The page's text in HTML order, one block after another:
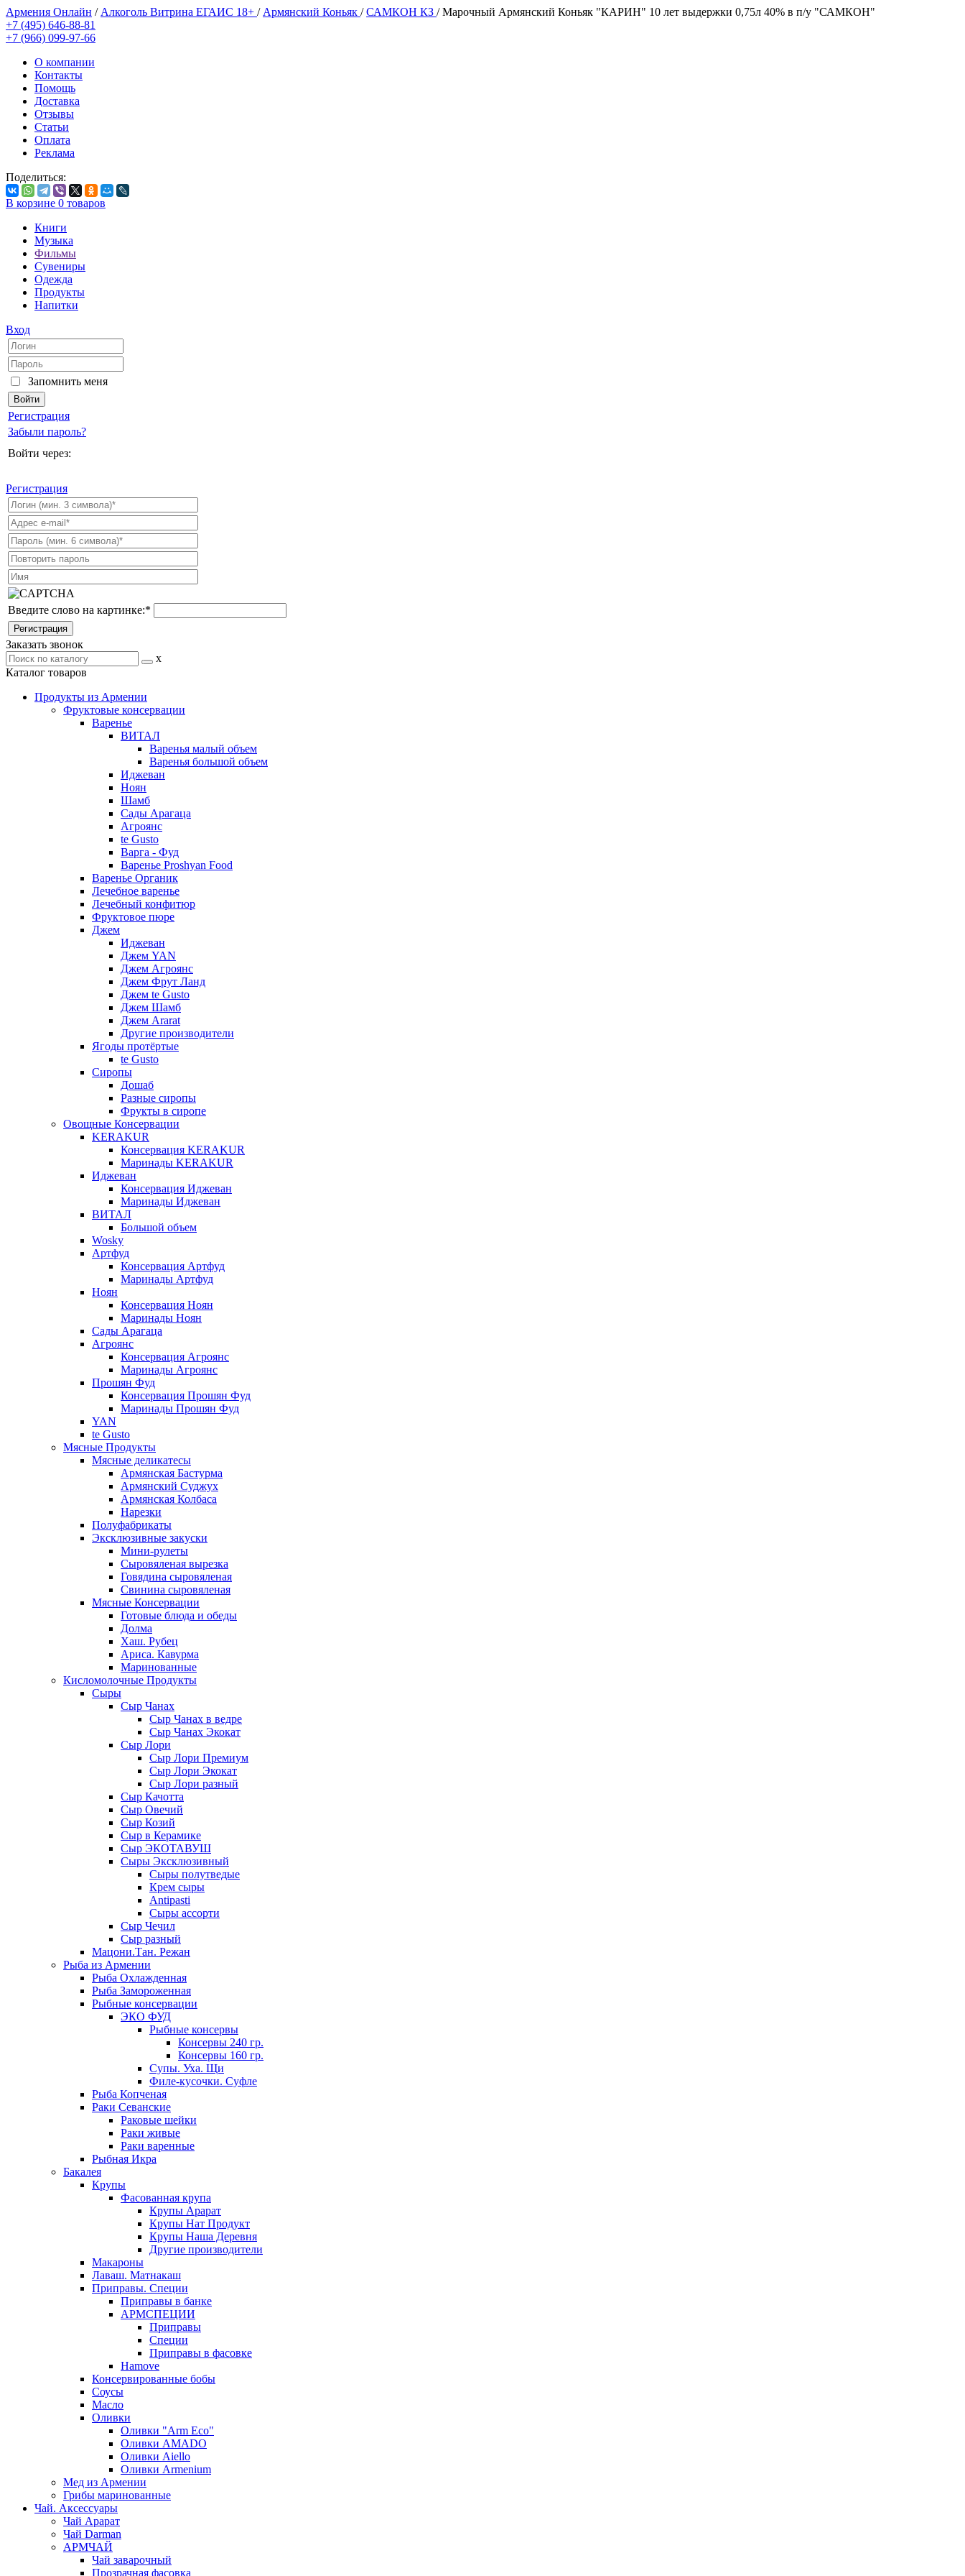
Армения Онлайн / Алкоголь Витрина ЕГАИС 18+ / Армянский Коньяк /САМКОН КЗ /Марочный Армянский Коньяк "КАРИН" 10 лет выдержки 0,75л 40% в п/у "САМКОН"
+7 (495) 646-88-81
+7 (966) 099-97-66
О компании
Контакты
Помощь
Доставка
Отзывы
Статьи
Оплата
Реклама
Поделиться:
В корзине 0 товаров
Книги
Музыка
Фильмы
Сувениры
Одежда
Продукты
Напитки
Вход
Запомнить меня
Регистрация
Забыли пароль?
Войти через:
Регистрация
Введите слово на картинке:*
Заказать звонок
x
Каталог товаров
Продукты из Армении
Фруктовые консервации
Варенье
ВИТАЛ
Варенья малый объем
Варенья большой объем
Иджеван
Ноян
Шамб
Сады Арагаца
Агроянс
te Gusto
Варга - Фуд
Варенье Proshyan Food
Варенье Органик
Лечебное варенье
Лечебный конфитюр
Фруктовое пюре
Джем
Иджеван
Джем YAN
Джем Агроянс
Джем Фрут Ланд
Джем te Gusto
Джем Шамб
Джем Ararat
Другие производители
Ягоды протёртые
te Gusto
Сиропы
Дошаб
Разные сиропы
Фрукты в сиропе
Овощные Консервации
KERAKUR
Консервация KERAKUR
Маринады KERAKUR
Иджеван
Консервация Иджеван
Маринады Иджеван
ВИТАЛ
Большой объем
Wosky
Артфуд
Консервация Артфуд
Маринады Артфуд
Ноян
Консервация Ноян
Маринады Ноян
Сады Арагаца
Агроянс
Консервация Агроянс
Маринады Агроянс
Прошян Фуд
Консервация Прошян Фуд
Маринады Прошян Фуд
YAN
te Gusto
Мясные Продукты
Мясные деликатесы
Армянская Бастурма
Армянский Суджух
Армянская Колбаса
Нарезки
Полуфабрикаты
Эксклюзивные закуски
Мини-рулеты
Сыровяленая вырезка
Говядина сыровяленая
Свинина сыровяленая
Мясные Консервации
Готовые блюда и обеды
Долма
Хаш. Рубец
Ариса. Кавурма
Маринованные
Кисломолочные Продукты
Сыры
Сыр Чанах
Сыр Чанах в ведре
Сыр Чанах Экокат
Сыр Лори
Сыр Лори Премиум
Сыр Лори Экокат
Сыр Лори разный
Сыр Качотта
Сыр Овечий
Сыр Козий
Сыр в Керамике
Сыр ЭКОТАВУШ
Сыры Эксклюзивный
Сыры полутведые
Крем сыры
Antipasti
Сыры ассорти
Сыр Чечил
Сыр разный
Мацони.Тан. Режан
Рыба из Армении
Рыба Охлажденная
Рыба Замороженная
Рыбные консервации
ЭКО ФУД
Рыбные консервы
Консервы 240 гр.
Консервы 160 гр.
Супы. Уха. Щи
Филе-кусочки. Суфле
Рыба Копченая
Раки Севанские
Раковые шейки
Раки живые
Раки варенные
Рыбная Икра
Бакалея
Крупы
Фасованная крупа
Крупы Арарат
Крупы Нат Продукт
Крупы Наша Деревня
Другие производители
Макароны
Лаваш. Матнакаш
Приправы. Специи
Приправы в банке
АРМСПЕЦИИ
Приправы
Специи
Приправы в фасовке
Hamove
Консервированные бобы
Соусы
Масло
Оливки
Оливки "Arm Eco"
Оливки AMADO
Оливки Aiello
Оливки Armenium
Мед из Армении
Грибы маринованные
Чай. Аксессуары
Чай Арарат
Чай Darman
АРМЧАЙ
Чай заварочный
Прозрачная фасовка